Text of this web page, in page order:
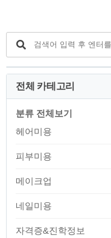
전체 카테고리
분류 전체보기
헤어미용
피부미용
메이크업
네일미용
자격증&진학정보